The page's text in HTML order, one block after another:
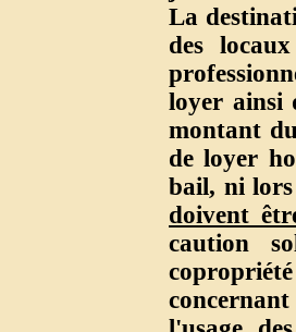
La
des
loyer ainsi
montant
de loyer
bail, ni
doivent
caution